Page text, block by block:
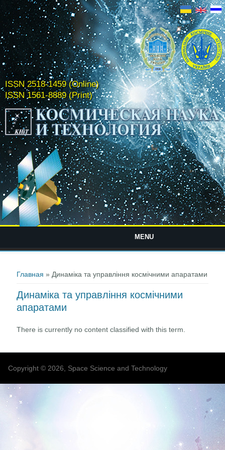
ISSN 2518-1459 (Online)
ISSN 1561-8889 (Print)
MENU
Главная » Динаміка та управління космічними апаратами
Динаміка та управління космічними
апаратами
There is currently no content classified with this term.
Copyright © 2026, Space Science and Technology